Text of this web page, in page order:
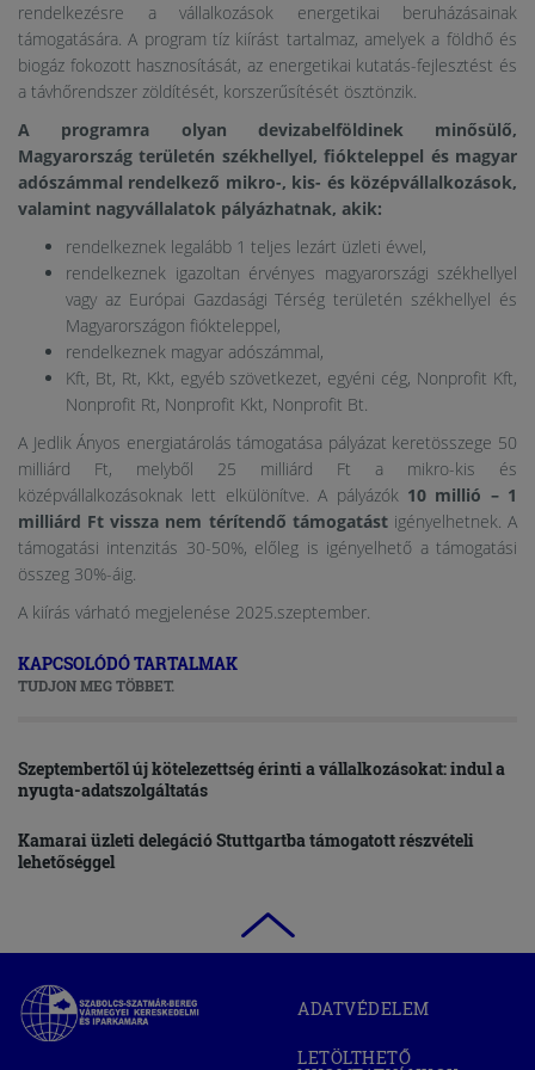
rendelkezésre a vállalkozások energetikai beruházásainak
támogatására. A program tíz kiírást tartalmaz, amelyek a földhő és
biogáz fokozott hasznosítását, az energetikai kutatás-fejlesztést és
a távhőrendszer zöldítését, korszerűsítését ösztönzik.
A programra olyan devizabelföldinek minősülő,
Magyarország területén székhellyel, fiókteleppel és magyar
adószámmal rendelkező mikro-, kis- és középvállalkozások,
valamint nagyvállalatok pályázhatnak, akik:
rendelkeznek legalább 1 teljes lezárt üzleti évvel,
rendelkeznek igazoltan érvényes magyarországi székhellyel
vagy az Európai Gazdasági Térség területén székhellyel és
Magyarországon fiókteleppel,
rendelkeznek magyar adószámmal,
Kft, Bt, Rt, Kkt, egyéb szövetkezet, egyéni cég, Nonprofit Kft,
Nonprofit Rt, Nonprofit Kkt, Nonprofit Bt.
A Jedlik Ányos energiatárolás támogatása pályázat keretösszege 50
milliárd Ft, melyből 25 milliárd Ft a mikro-kis és
középvállalkozásoknak lett elkülönítve. A pályázók 10 millió – 1
milliárd Ftvissza nem térítendő támogatástigényelhetnek. A
támogatási intenzitás 30-50%, előleg is igényelhető a támogatási
összeg 30%-áig.
A kiírás várható megjelenése 2025.szeptember.
KAPCSOLÓDÓ TARTALMAK
TUDJON MEG TÖBBET.
Szeptembertől új kötelezettség érinti a vállalkozásokat: indul a
nyugta-adatszolgáltatás
Kamarai üzleti delegáció Stuttgartba támogatott részvételi
lehetőséggel
Szabolcs-
Szatmár-
Bereg
ADATVÉDELEM
LETÖLTHETŐ